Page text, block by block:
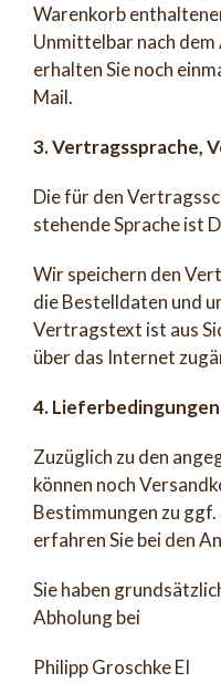
Warenkorb
Unmittelbar nach
erhalten Sie noch
Mail.
3. Vertragssprache,
Die für den
stehende Sprache ist
Wir speichern den
die Bestelldaten und
Vertragstext ist aus
über das Internet
4. Lieferbedingungen
Zuzüglich zu den
können noch
Bestimmungen zu
erfahren Sie bei den
Sie haben
Abholung bei
Philipp Groschke EI